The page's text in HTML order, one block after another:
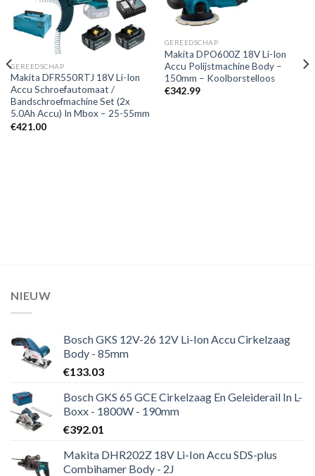
Toevoegen
aan
verlanglijst
GEREEDSCHAP
Makita DFR550RTJ 18V Li-Ion
Accu Schroefautomaat /
Bandschroefmachine Set (2x
5.0Ah Accu) In Mbox – 25-55mm
€421.00
verlanglijst
GEREEDSCHAP
Makita DPO600Z 18V Li-Ion
Accu Polijstmachine Body –
150mm – Koolborstelloos
€342.99
NIEUW
Bosch GKS 12V-26 12V Li-Ion Accu Cirkelzaag
Body - 85mm
€133.03
Bosch GKS 65 GCE Cirkelzaag En Geleiderail In L-
Boxx - 1800W - 190mm
€392.01
Makita DHR202Z 18V Li-Ion Accu SDS-plus
Combihamer Body - 2J